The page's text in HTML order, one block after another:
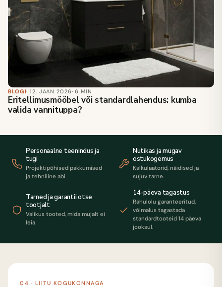
BLOGI· 12. JAAN 2026· 6 MIN
Eritellimusmööbel või standardlahendus: kumba
valida vannituppa?
Personaalne teenindus ja
tugi
Projektipõhised pakkumised
ja tehniline abi
Nutikas ja mugav
ostukogemus
Kalkulaatorid, näidised ja
sujuv tarne.
Tarned ja garantii otse
tootjalt
Valikus tooted, mida mujalt ei
leia.
14-päeva tagastus
Rahulolu garanteeritud,
võimalus tagastada
standardtooteid 14 päeva
jooksul.
04 · LIITU KOGUKONNAGA